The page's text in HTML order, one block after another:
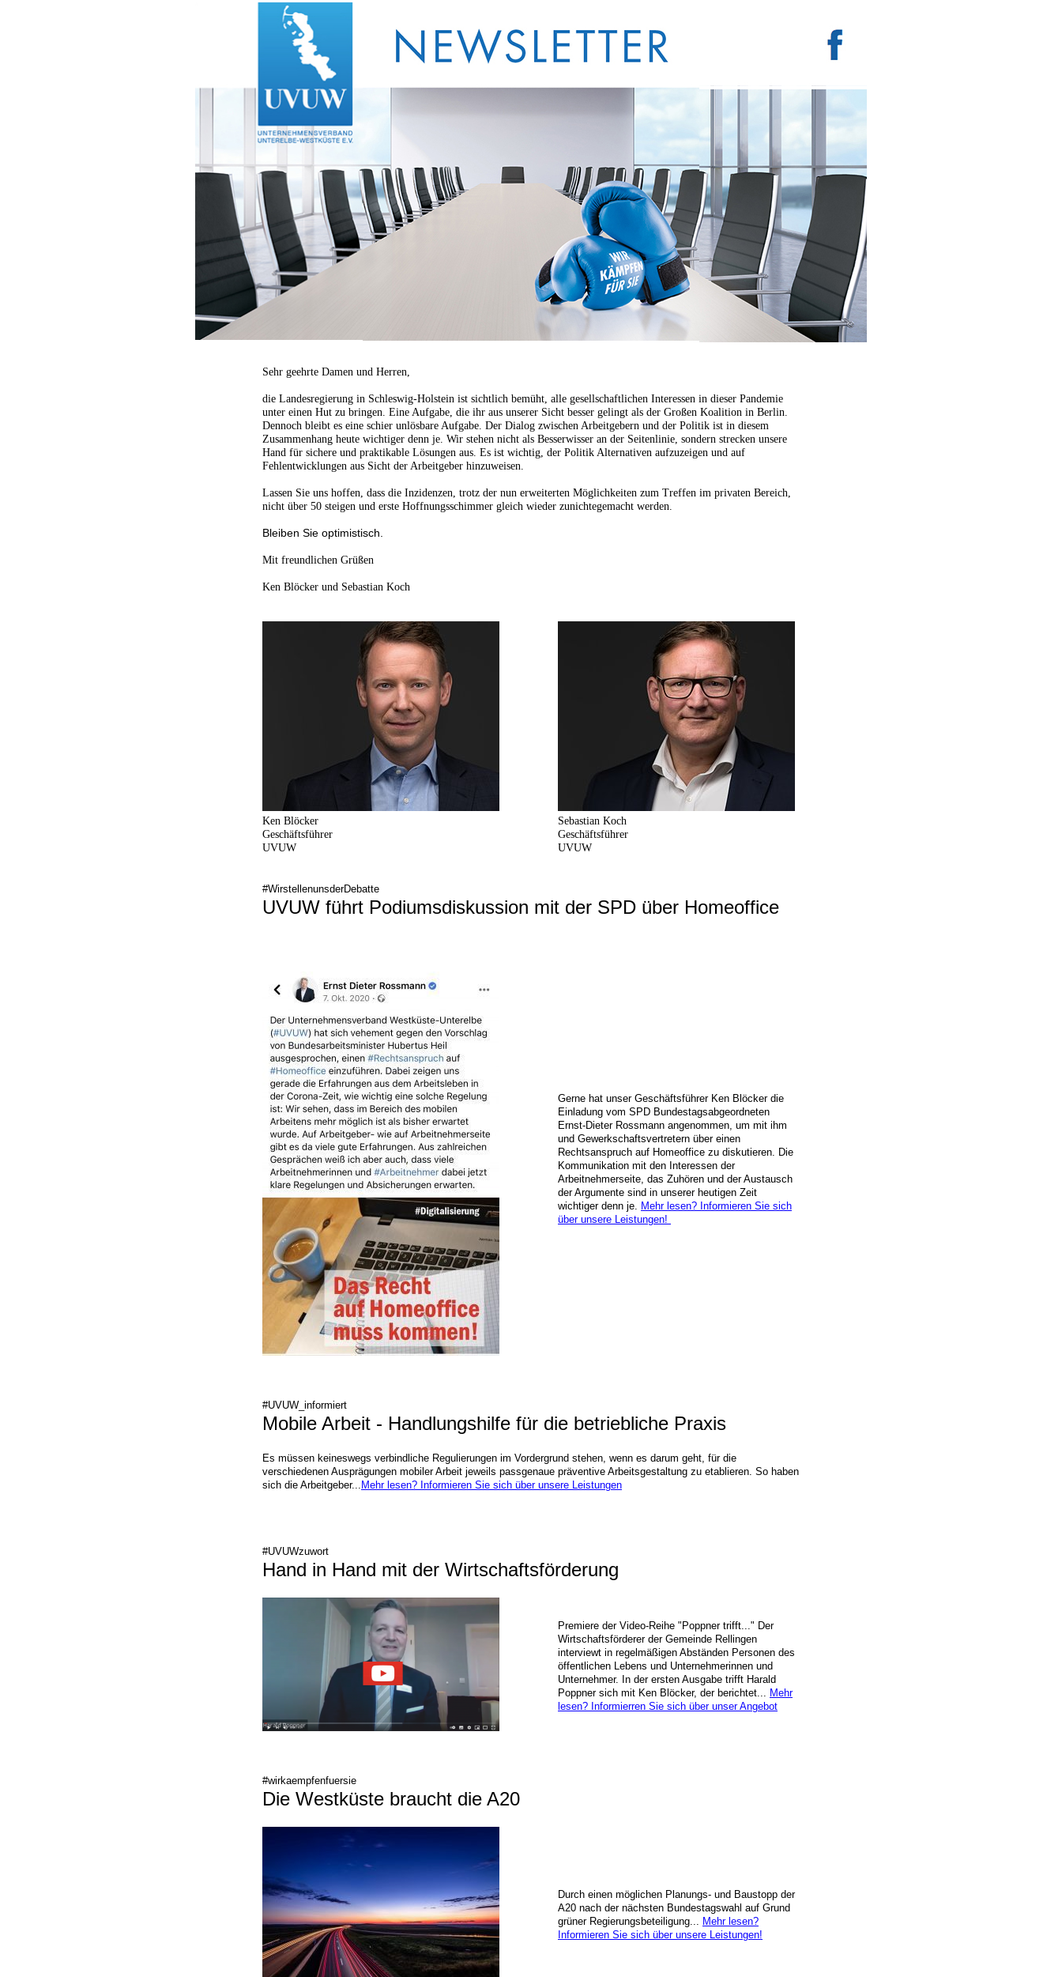
Sehr geehrte Damen und Herren,
die Landesregierung in Schleswig-Holstein ist sichtlich bemüht, alle gesellschaftlichen Interessen in dieser Pandemie
unter einen Hut zu bringen. Eine Aufgabe, die ihr aus unserer Sicht besser gelingt als der Großen Koalition in Berlin.
Dennoch bleibt es eine schier unlösbare Aufgabe. Der Dialog zwischen Arbeitgebern und der Politik ist in diesem
Zusammenhang heute wichtiger denn je. Wir stehen nicht als Besserwisser an der Seitenlinie, sondern strecken unsere
Hand für sichere und praktikable Lösungen aus. Es ist wichtig, der Politik Alternativen aufzuzeigen und auf
Fehlentwicklungen aus Sicht der Arbeitgeber hinzuweisen.
Lassen Sie uns hoffen, dass die Inzidenzen, trotz der nun erweiterten Möglichkeiten zum Treffen im privaten Bereich,
nicht über 50 steigen und erste Hoffnungsschimmer gleich wieder zunichtegemacht werden.
Bleiben Sie optimistisch.
Mit freundlichen Grüßen
Ken Blöcker und Sebastian Koch
Ken Blöcker
Geschäftsführer
UVUW
Sebastian Koch
Geschäftsführer
UVUW
#WirstellenunsderDebatte
UVUW führt Podiumsdiskussion mit der SPD über Homeoffice
Gerne hat unser Geschäftsführer Ken Blöcker die
Einladung vom SPD Bundestagsabgeordneten
Ernst-Dieter Rossmann angenommen, um mit ihm
und Gewerkschaftsvertretern über einen
Rechtsanspruch auf Homeoffice zu diskutieren. Die
Kommunikation mit den Interessen der
Arbeitnehmerseite, das Zuhören und der Austausch
der Argumente sind in unserer heutigen Zeit
wichtiger denn je. Mehr lesen? Informieren Sie sich
über unsere Leistungen!
#UVUW_informiert
Mobile Arbeit - Handlungshilfe für die betriebliche Praxis
Es müssen keineswegs verbindliche Regulierungen im Vordergrund stehen, wenn es darum geht, für die
verschiedenen Ausprägungen mobiler Arbeit jeweils passgenaue präventive Arbeitsgestaltung zu etablieren. So haben
sich die Arbeitgeber... Mehr lesen? Informieren Sie sich über unsere Leistungen
#UVUWzuwort
Hand in Hand mit der Wirtschaftsförderung
Premiere der Video-Reihe "Poppner trifft..." Der
Wirtschaftsförderer der Gemeinde Rellingen
interviewt in regelmäßigen Abständen Personen des
öffentlichen Lebens und Unternehmerinnen und
Unternehmer. In der ersten Ausgabe trifft Harald
Poppner sich mit Ken Blöcker, der berichtet... Mehr
lesen? Informierren Sie sich über unser Angebot
#wirkaempfenfuersie
Die Westküste braucht die A20
Durch einen möglichen Planungs- und Baustopp der
A20 nach der nächsten Bundestagswahl auf Grund
grüner Regierungsbeteiligung... Mehr lesen?
Informieren Sie sich über unsere Leistungen!